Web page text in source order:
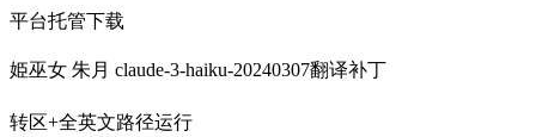
平台托管下载
姫巫女 朱月 claude-3-haiku-20240307翻译补丁
转区+全英文路径运行